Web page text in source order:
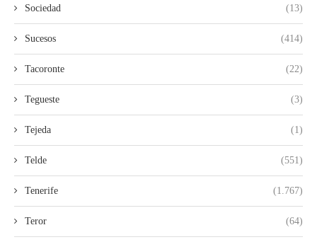
Sociedad (13)
Sucesos (414)
Tacoronte (22)
Tegueste (3)
Tejeda (1)
Telde (551)
Tenerife (1.767)
Teror (64)